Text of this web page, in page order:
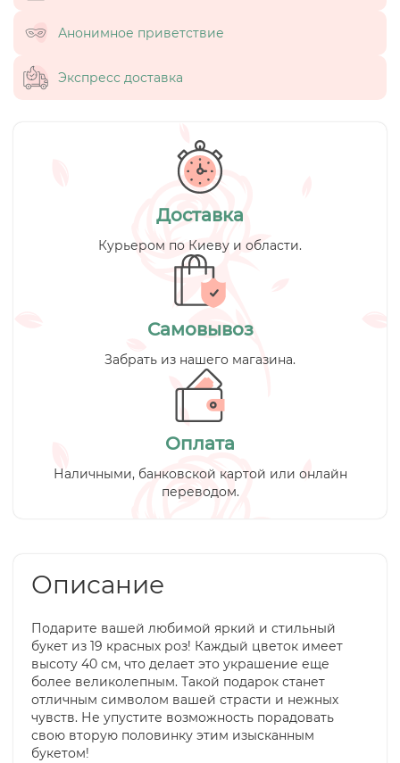
Анонимное приветствие
Экспресс доставка
Доставка
Курьером по Киеву и области.
Самовывоз
Забрать из нашего магазина.
Оплата
Наличными, банковской картой или онлайн
переводом.
Описание
Подарите вашей любимой яркий и стильный
букет из 19 красных роз! Каждый цветок имеет
высоту 40 см, что делает это украшение еще
более великолепным. Такой подарок станет
отличным символом вашей страсти и нежных
чувств. Не упустите возможность порадовать
свою вторую половинку этим изысканным
букетом!